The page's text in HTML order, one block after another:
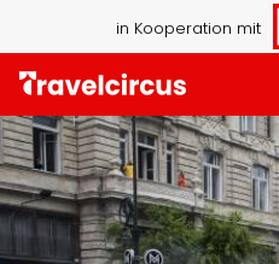
in Kooperation mit